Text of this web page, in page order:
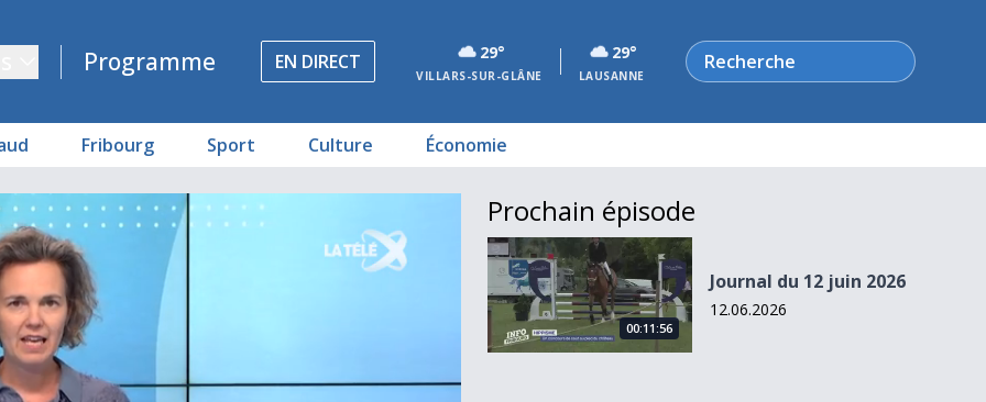
Programme EN DIRECT 29°
VILLARS-SUR-GLÂNE
29°
LAUSANNE
Rechercher
Fribourg Sport Culture Économie
Prochain épisode
Journal du 12 juin 2026
00:11:56
Journal du 12 juin 2026
12.06.2026